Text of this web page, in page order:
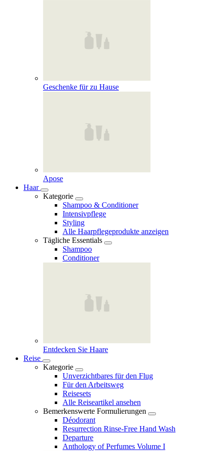
Geschenke für zu Hause
Apose
Haar
Kategorie
Shampoo & Conditioner
Intensivpflege
Styling
Alle Haarpflegeprodukte anzeigen
Tägliche Essentials
Shampoo
Conditioner
Entdecken Sie Haare
Reise
Kategorie
Unverzichtbares für den Flug
Für den Arbeitsweg
Reisesets
Alle Reiseartikel ansehen
Bemerkenswerte Formulierungen
Déodorant
Resurrection Rinse‑Free Hand Wash
Departure
Anthology of Perfumes Volume I